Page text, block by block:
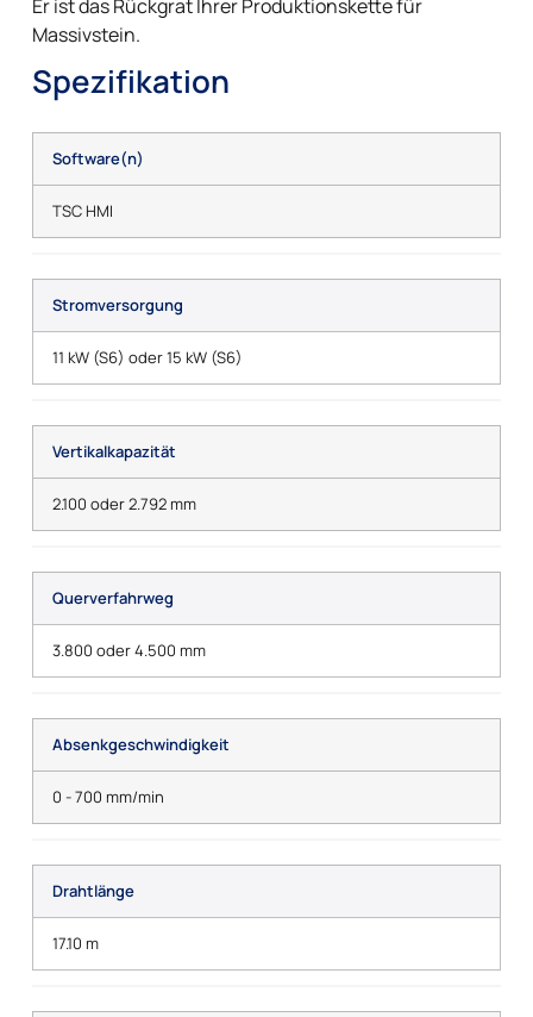
Er ist das Rückgrat Ihrer Produktionskette für
Massivstein.
Spezifikation
Software(n)
TSC HMI
Stromversorgung
11 kW (S6) oder 15 kW (S6)
Vertikalkapazität
2.100 oder 2.792 mm
Querverfahrweg
3.800 oder 4.500 mm
Absenkgeschwindigkeit
0 - 700 mm/min
Drahtlänge
17.10 m